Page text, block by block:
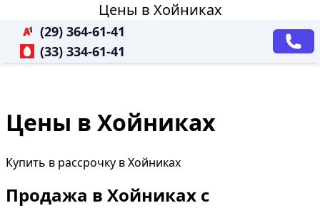
Цены в Хойниках
(29) 364-61-41
(33) 334-61-41
Цены в Хойниках
Купить в рассрочку в Хойниках
Продажа в Хойниках с